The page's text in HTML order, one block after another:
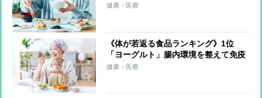
イフルーツは「睡眠へ好影響」 気を
健康・医療
《体が若返る食品ランキング》1位
「ヨーグルト」腸内環境を整えて免疫
力アップ、カルシウムやたんぱく質も
健康・医療